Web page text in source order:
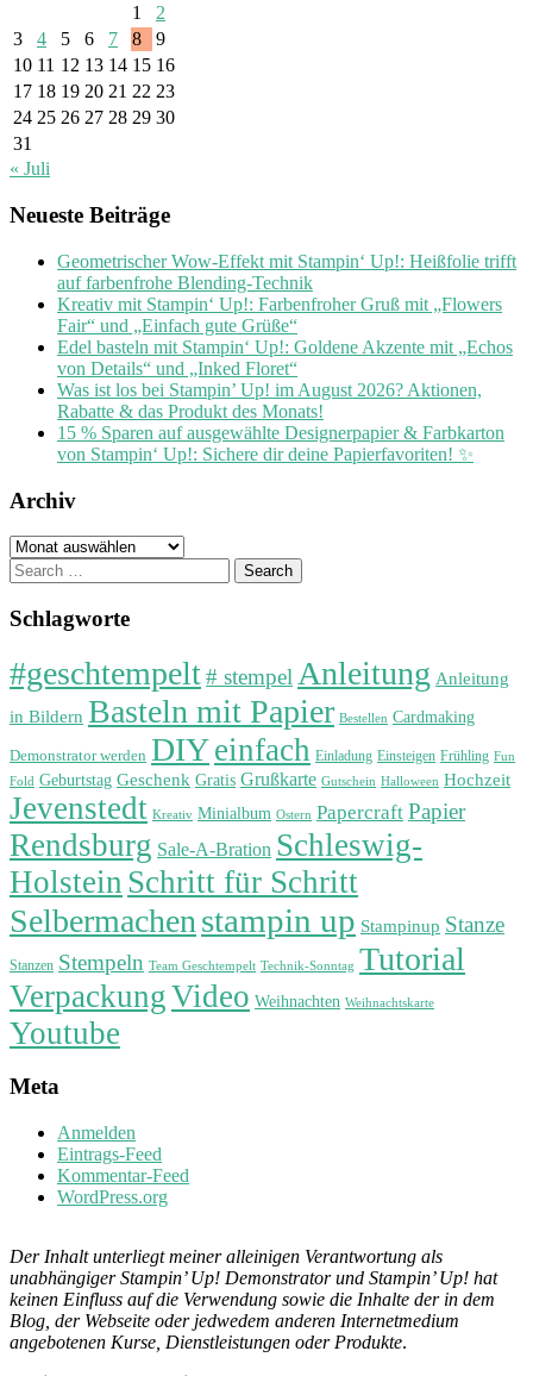
1
2
3
4 5 6 7 8
9
10 11 12 13 14 15 16
17 18 19 20 21 22 23
24 25 26 27 28 29 30
31
« Juli
Neueste Beiträge
Geometrischer Wow-Effekt mit Stampin‘ Up!: Heißfolie trifft
auf farbenfrohe Blending-Technik
Kreativ mit Stampin‘ Up!: Farbenfroher Gruß mit „Flowers
Fair“ und „Einfach gute Grüße“
Edel basteln mit Stampin‘ Up!: Goldene Akzente mit „Echos
von Details“ und „Inked Floret“
Was ist los bei Stampin’ Up! im August 2026? Aktionen,
Rabatte & das Produkt des Monats!
15 % Sparen auf ausgewählte Designerpapier & Farbkarton
von Stampin‘ Up!: Sichere dir deine Papierfavoriten! ✨
Archiv
Archiv
Search
for:
Schlagworte
#geschtempelt# stempel Anleitung Anleitung
in Bildern Basteln mit Papier Bestellen Cardmaking
Demonstrator werden DIYeinfach Einladung Einsteigen Frühling Fun
Fold Geburtstag Geschenk Gratis Grußkarte Gutschein Halloween Hochzeit
Jevenstedt Kreativ Minialbum Ostern Papercraft Papier
Rendsburg Sale-A-Bration Schleswig-
Holstein Schritt für Schritt
Selbermachen stampin up Stampinup Stanze
Stanzen Stempeln Team Geschtempelt Technik-Sonntag Tutorial
VerpackungVideo Weihnachten Weihnachtskarte
Youtube
Meta
Anmelden
Eintrags-Feed
Kommentar-Feed
WordPress.org
Der Inhalt unterliegt meiner alleinigen Verantwortung als
unabhängiger Stampin’ Up! Demonstrator und Stampin’ Up! hat
keinen Einfluss auf die Verwendung sowie die Inhalte der in dem
Blog, der Webseite oder jedwedem anderen Internetmedium
angebotenen Kurse, Dienstleistungen oder Produkte.